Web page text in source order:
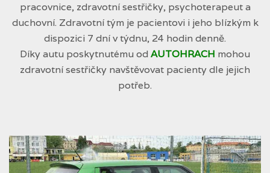
pracovnice, zdravotní sestřičky, psychoterapeut a
duchovní. Zdravotní tým je pacientovi i jeho blízkým k
dispozici 7 dní v týdnu, 24 hodin denně.
Díky autu poskytnutému od AUTOHRACH mohou
zdravotní sestřičky navštěvovat pacienty dle jejich
potřeb.